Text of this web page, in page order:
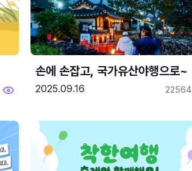
손에 손잡고, 국가유산야행으로~
2025.09.16 22564